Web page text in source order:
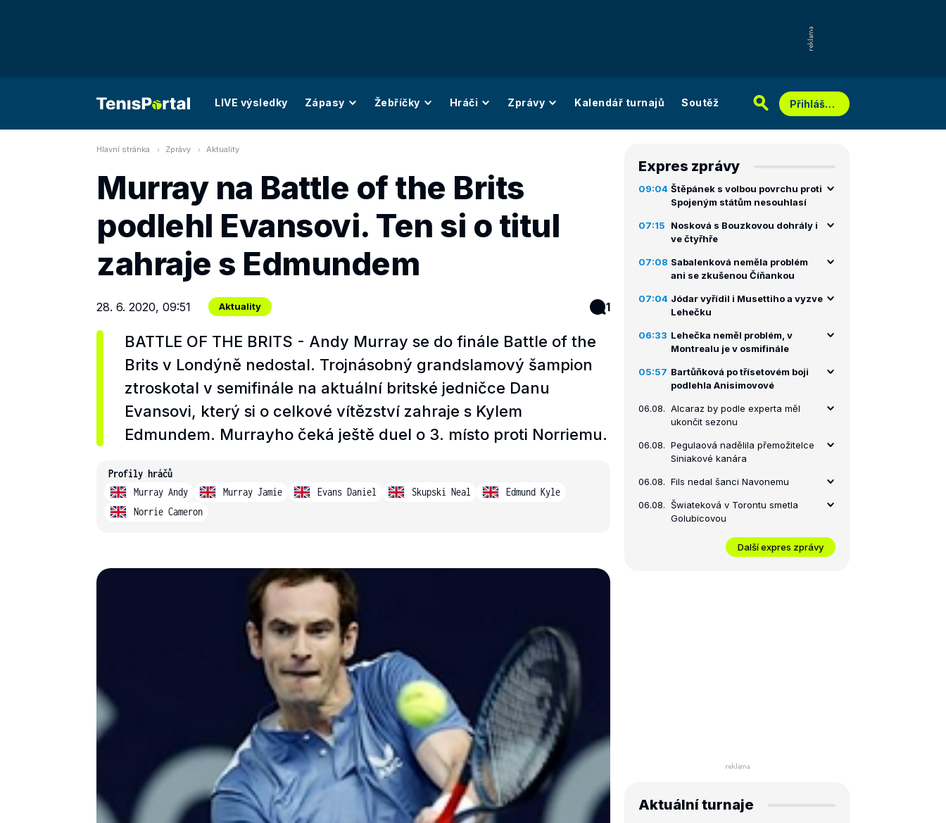
LIVE výsledky Zápasy Žebříčky Hráči Zprávy Kalendář turnajů Soutěž Přihlášení
Hlavní stránka Zprávy Aktuality
Murray na Battle of the Brits
podlehl Evansovi. Ten si o titul
zahraje s Edmundem
28. 6. 2020, 09:51 Aktuality 1
BATTLE OF THE BRITS - Andy Murray se do finále Battle of the
Brits v Londýně nedostal. Trojnásobný grandslamový šampion
ztroskotal v semifinále na aktuální britské jedničce Danu
Evansovi, který si o celkové vítězství zahraje s Kylem
Edmundem. Murrayho čeká ještě duel o 3. místo proti Norriemu.
Profily hráčů
Murray Andy
Murray Jamie Evans Daniel Skupski Neal
Edmund Kyle
Norrie Cameron
Expres zprávy
09:04 Štěpánek s volbou povrchu proti
Spojeným státům nesouhlasí
07:15
Nosková s Bouzkovou dohrály i
ve čtyřhře
07:08 Sabalenková neměla problém
ani se zkušenou Číňankou
07:04 Jódar vyřídil i Musettiho a vyzve
Lehečku
06:33 Lehečka neměl problém, v
Montrealu je v osmifinále
05:57 Bartůňková po třísetovém boji
podlehla Anisimovové
06.08. Alcaraz by podle experta měl
ukončit sezonu
06.08. Pegulaová nadělila přemožitelce
Siniakové kanára
06.08. Fils nedal šanci Navonemu
06.08. Šwiateková v Torontu smetla
Golubicovou
Další expres zprávy
Aktuální turnaje